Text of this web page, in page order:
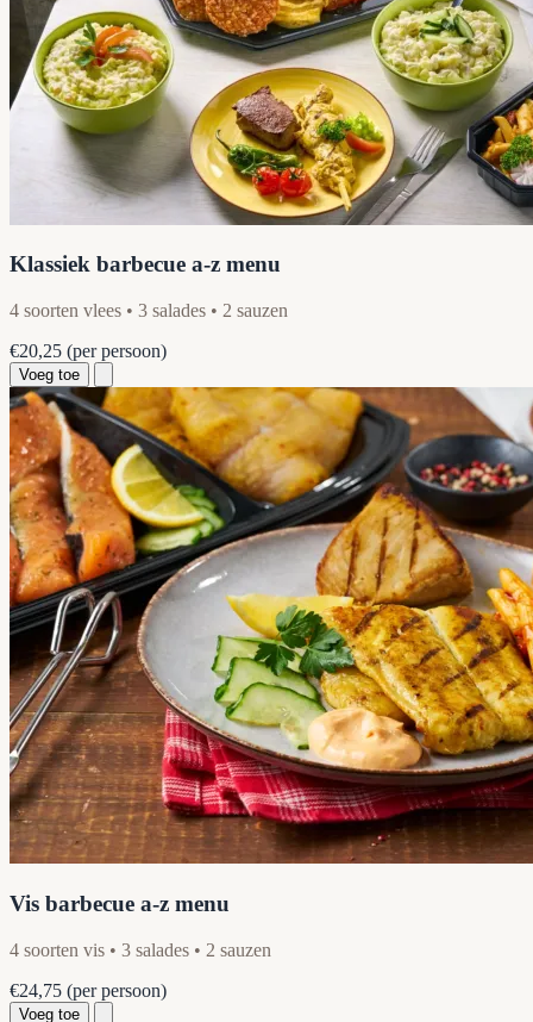
Klassiek barbecue a-z menu
4 soorten vlees • 3 salades • 2 sauzen
€20,25 (per persoon)
Voeg toe
Vis barbecue a-z menu
4 soorten vis • 3 salades • 2 sauzen
€24,75 (per persoon)
Voeg toe